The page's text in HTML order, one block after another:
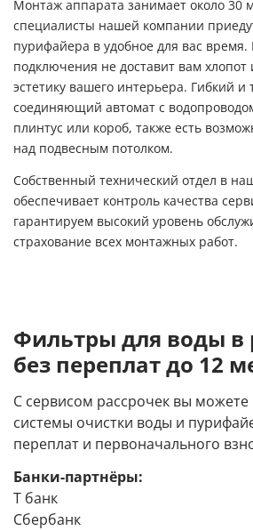
Монтаж аппарата занимает около 30
специалисты нашей компании
пурифайера в удобное для вас время.
подключения не доставит вам
эстетику вашего интерьера. Гибкий и
соединяющий автомат с
плинтус или короб, также есть
над подвесным потолком.
Собственный технический отдел в
обеспечивает контроль качества
гарантируем высокий уровень
страхование всех монтажных работ.
Фильтры для воды в
без переплат до 12
С сервисом рассрочек вы можете
системы очистки воды и
переплат и первоначального
Банки-партнёры:
Т банк
Сбербанк